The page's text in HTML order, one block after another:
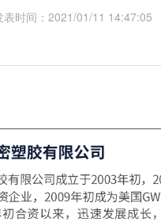
表时间：2021/01/11 14:47:05